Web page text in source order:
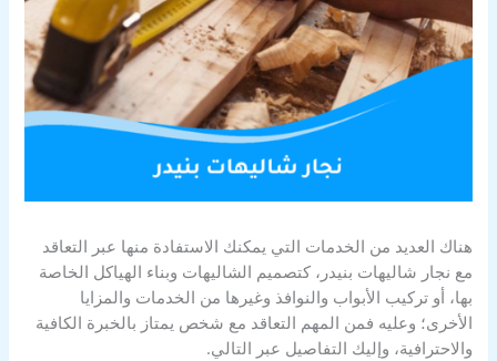
هناك العديد من الخدمات التي يمكنك الاستفادة منها عبر التعاقد
مع نجار شاليهات بنيدر، كتصميم الشاليهات وبناء الهياكل الخاصة
بها، أو تركيب الأبواب والنوافذ وغيرها من الخدمات والمزايا
الأخرى؛ وعليه فمن المهم التعاقد مع شخص يمتاز بالخبرة الكافية
والاحترافية، وإليك التفاصيل عبر التالي.